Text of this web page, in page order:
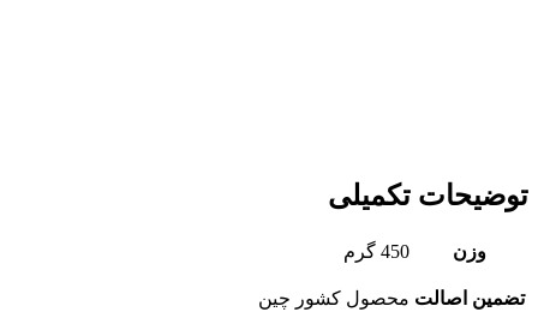
توضیحات تکمیلی
وزن 450 گرم
تضمین اصالت محصول کشور چین